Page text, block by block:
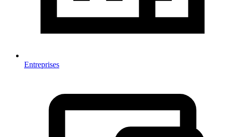
Entreprises